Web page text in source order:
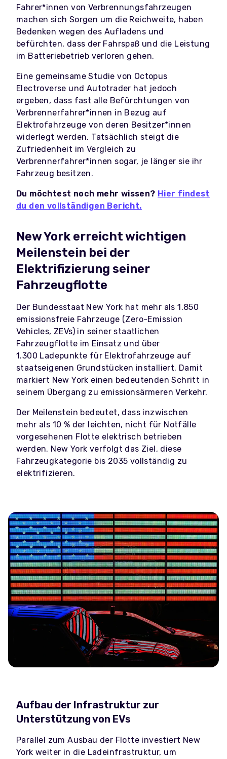
Fahrer*innen von Verbrennungsfahrzeugen
machen sich Sorgen um die Reichweite, haben
Bedenken wegen des Aufladens und
befürchten, dass der Fahrspaß und die Leistung
im Batteriebetrieb verloren gehen.
Eine gemeinsame Studie von Octopus
Electroverse und Autotrader hat jedoch
ergeben, dass fast alle Befürchtungen von
Verbrennerfahrer*innen in Bezug auf
Elektrofahrzeuge von deren Besitzer*innen
widerlegt werden. Tatsächlich steigt die
Zufriedenheit im Vergleich zu
Verbrennerfahrer*innen sogar, je länger sie ihr
Fahrzeug besitzen.
Du möchtest noch mehr wissen? Hier findest
du den vollständigen Bericht.
New York erreicht wichtigen
Meilenstein bei der
Elektrifizierung seiner
Fahrzeugflotte
Der Bundesstaat New York hat mehr als 1.850
emissionsfreie Fahrzeuge (Zero-Emission
Vehicles, ZEVs) in seiner staatlichen
Fahrzeugflotte im Einsatz und über
1.300 Ladepunkte für Elektrofahrzeuge auf
staatseigenen Grundstücken installiert. Damit
markiert New York einen bedeutenden Schritt in
seinem Übergang zu emissionsärmeren Verkehr.
Der Meilenstein bedeutet, dass inzwischen
mehr als 10 % der leichten, nicht für Notfälle
vorgesehenen Flotte elektrisch betrieben
werden. New York verfolgt das Ziel, diese
Fahrzeugkategorie bis 2035 vollständig zu
elektrifizieren.
Aufbau der Infrastruktur zur
Unterstützung von EVs
Parallel zum Ausbau der Flotte investiert New
York weiter in die Ladeinfrastruktur, um